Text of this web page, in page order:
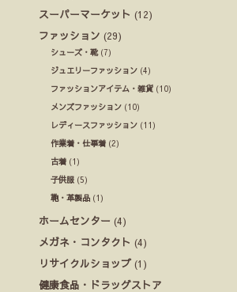
スーパーマーケット (12)
ファッション (29)
シューズ・靴(7)
ジュエリーファッション (4)
ファッションアイテム・雑貨 (10)
メンズファッション (10)
レディースファッション (11)
作業着・仕事着 (2)
古着 (1)
子供服 (5)
鞄・革製品 (1)
ホームセンター (4)
メガネ・コンタクト (4)
リサイクルショップ (1)
健康食品・ドラッグストア